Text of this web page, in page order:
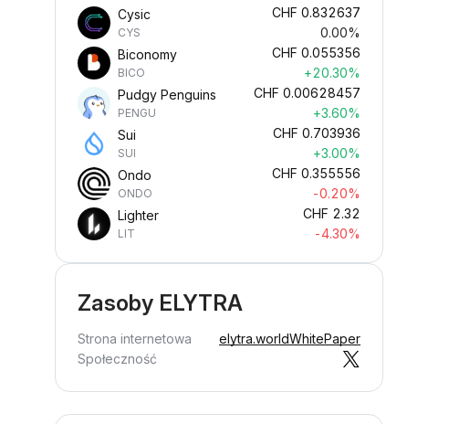
Cysic
CYS
CHF 0.832637
0.00%
Biconomy
BICO
CHF 0.055356
+20.30%
Pudgy Penguins
PENGU
CHF 0.00628457
+3.60%
Sui
SUI
CHF 0.703936
+3.00%
Ondo
ONDO
CHF 0.355556
-0.20%
Lighter
LIT
CHF 2.32
-4.30%
Zasoby ELYTRA
Strona internetowa elytra.worldWhitePaper
Społeczność